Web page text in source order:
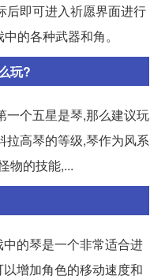
后即可进入祈愿界面进行
的各种武器和角。
玩?
一个五星是琴,那么建议玩
拉高琴的等级,琴作为风系
物的技能,...
的琴是一个非常适合进
增加角色的移动速度和